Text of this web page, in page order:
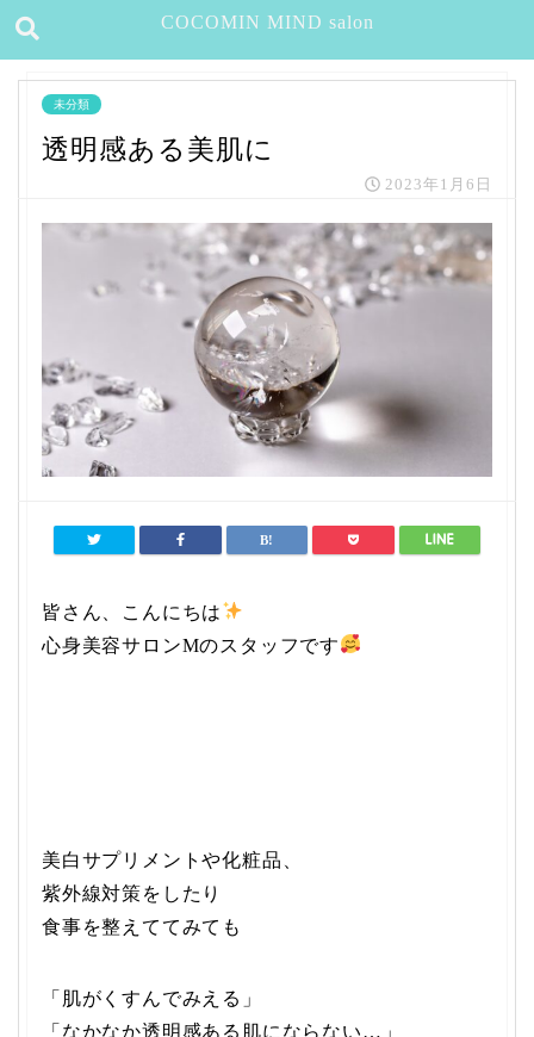
COCOMIN MIND salon
未分類
透明感ある美肌に
2023年1月6日
皆さん、こんにちは
心身美容サロンMのスタッフです
美白サプリメントや化粧品、
紫外線対策をしたり
食事を整えててみても
「肌がくすんでみえる」
「なかなか透明感ある肌にならない…」